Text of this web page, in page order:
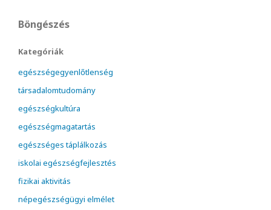
Böngészés
Kategóriák
egészségegyenlőtlenség
társadalomtudomány
egészségkultúra
egészségmagatartás
egészséges táplálkozás
iskolai egészségfejlesztés
fizikai aktivitás
népegészségügyi elmélet